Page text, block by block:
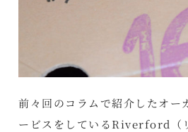
前々回のコラムで紹介したオー
ービスをしているRiverford（